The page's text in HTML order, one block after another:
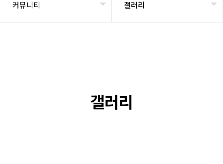
커뮤니티 갤러리
갤러리